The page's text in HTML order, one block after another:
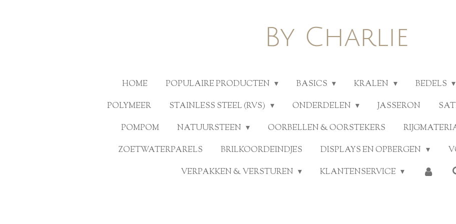
By Charlie
HOME POPULAIRE PRODUCTEN BASICS KRALEN BEDELS
POLYMEER
STAINLESS STEEL (RVS) ONDERDELEN JASSERON
POMPOM
NATUURSTEEN OORBELLEN & OORSTEKERS
ZOETWATERPARELS
BRILKOORDEINDJES DISPLAYS EN OPBERGEN
VERPAKKEN & VERSTUREN
KLANTENSERVICE